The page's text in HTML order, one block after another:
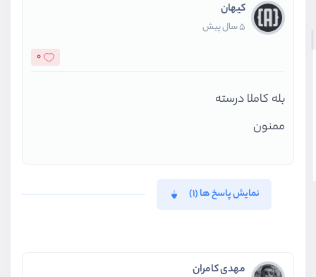
کیهان
5 سال پیش
0
بله کاملا درسته
ممنون
نمایش پاسخ ها (1)
مهدی کامران